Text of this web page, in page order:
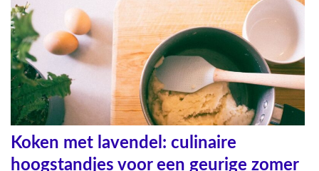
Koken met lavendel: culinaire
hoogstandjes voor een geurige zomer